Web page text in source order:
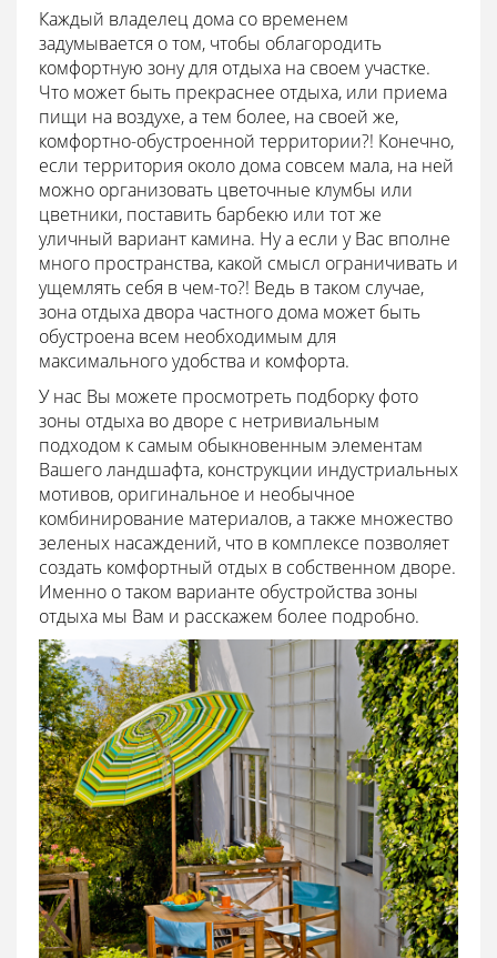
Каждый владелец дома со временем
задумывается о том, чтобы облагородить
комфортную зону для отдыха на своем участке.
Что может быть прекраснее отдыха, или приема
пищи на воздухе, а тем более, на своей же,
комфортно-обустроенной территории?! Конечно,
если территория около дома совсем мала, на ней
можно организовать цветочные клумбы или
цветники, поставить барбекю или тот же
уличный вариант камина. Ну а если у Вас вполне
много пространства, какой смысл ограничивать и
ущемлять себя в чем-то?! Ведь в таком случае,
зона отдыха двора частного дома может быть
обустроена всем необходимым для
максимального удобства и комфорта.
У нас Вы можете просмотреть подборку фото
зоны отдыха во дворе с нетривиальным
подходом к самым обыкновенным элементам
Вашего ландшафта, конструкции индустриальных
мотивов, оригинальное и необычное
комбинирование материалов, а также множество
зеленых насаждений, что в комплексе позволяет
создать комфортный отдых в собственном дворе.
Именно о таком варианте обустройства зоны
отдыха мы Вам и расскажем более подробно.